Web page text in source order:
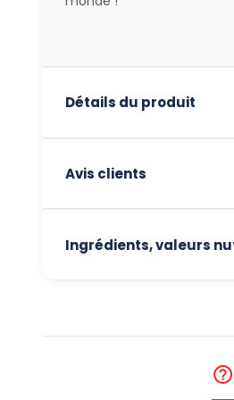
Détails du produit
Avis clients
Ingrédients, valeurs
help_outline